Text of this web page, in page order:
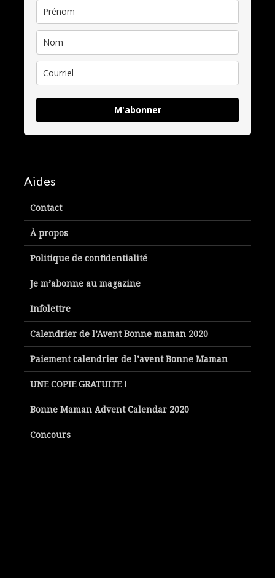
M'abonner
Aides
Contact
À propos
Politique de confidentialité
Je m’abonne au magazine
Infolettre
Calendrier de l’Avent Bonne maman 2020
Paiement calendrier de l’avent Bonne Maman
UNE COPIE GRATUITE !
Bonne Maman Advent Calendar 2020
Concours